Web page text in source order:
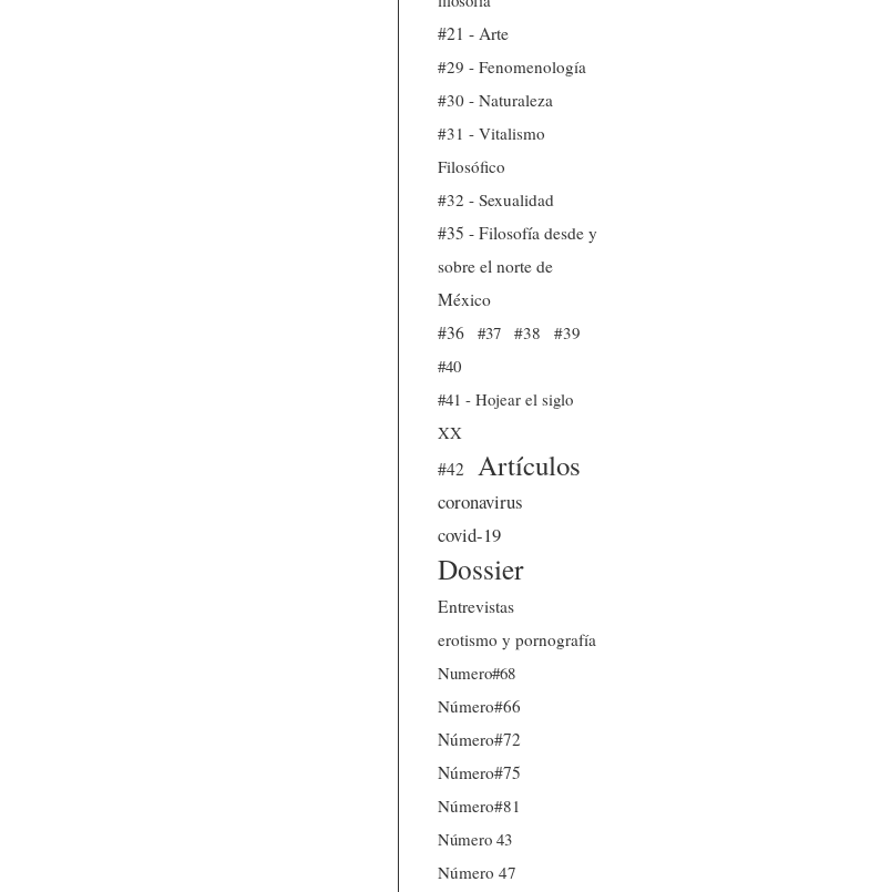
#21 - Arte
#29 - Fenomenología
#30 - Naturaleza
#31 - Vitalismo
Filosófico
#32 - Sexualidad
#35 - Filosofía desde y
sobre el norte de
México
#36
#37 #38
#39
#40
#41 - Hojear el siglo
XX
#42
Artículos
coronavirus
covid-19
Dossier
Entrevistas
erotismo y pornografía
Numero#68
Número#66
Número#72
Número#75
Número#81
Número 43
Número 47